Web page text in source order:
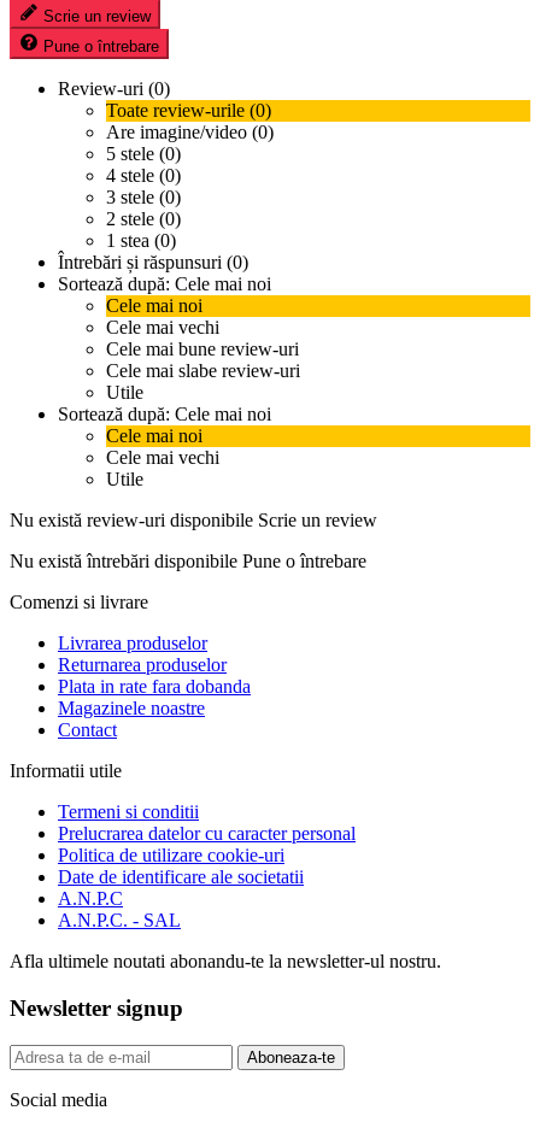
Scrie un review
Pune o întrebare
Review-uri (0)
Toate review-urile (0)
Are imagine/video (0)
5 stele (0)
4 stele (0)
3 stele (0)
2 stele (0)
1 stea (0)
Întrebări și răspunsuri (0)
Sortează după: Cele mai noi
Cele mai noi
Cele mai vechi
Cele mai bune review-uri
Cele mai slabe review-uri
Utile
Sortează după: Cele mai noi
Cele mai noi
Cele mai vechi
Utile
Nu există review-uri disponibile Scrie un review
Nu există întrebări disponibile Pune o întrebare
Comenzi si livrare
Livrarea produselor
Returnarea produselor
Plata in rate fara dobanda
Magazinele noastre
Contact
Informatii utile
Termeni si conditii
Prelucrarea datelor cu caracter personal
Politica de utilizare cookie-uri
Date de identificare ale societatii
A.N.P.C
A.N.P.C. - SAL
Afla ultimele noutati abonandu-te la newsletter-ul nostru.
Newsletter signup
Aboneaza-te
Social media